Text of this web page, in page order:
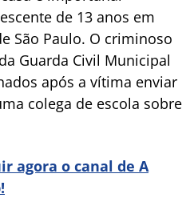
de 13 anos em
São Paulo. O criminoso
Guarda Civil Municipal
após a vítima enviar
colega de escola sobre
agora o canal de A